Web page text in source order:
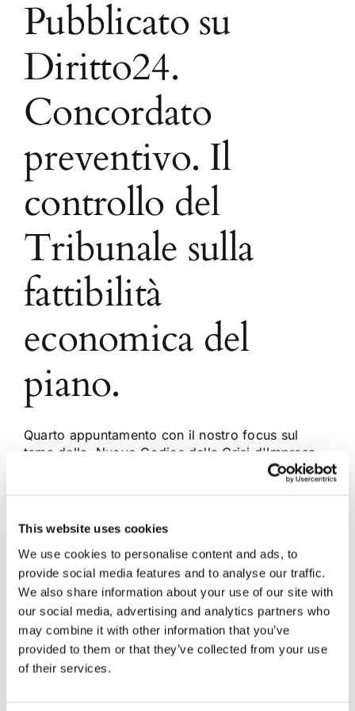
This website uses cookies
We use cookies to personalise content and ads, to
provide social media features and to analyse our traffic.
We also share information about your use of our site with
our social media, advertising and analytics partners who
may combine it with other information that you’ve
provided to them or that they’ve collected from your use
of their services.
Pubblicato su
Diritto24.
Concordato
preventivo. Il
controllo del
Tribunale sulla
fattibilità
economica del
piano.
Quarto appuntamento con il nostro focus sul
tema della Nuovo Codice della Crisi d'Impresa.
In questo approfondimento parliamo dello
del piano. Il tema, ritenuto di grande interesse da
sezione "Mercati e Impresa" [...]
3 Aprile 2020 | IMPRESE | 0 Commenti
Continua a leggere